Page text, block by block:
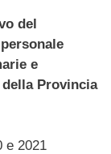
del
e
Provincia
e 2021